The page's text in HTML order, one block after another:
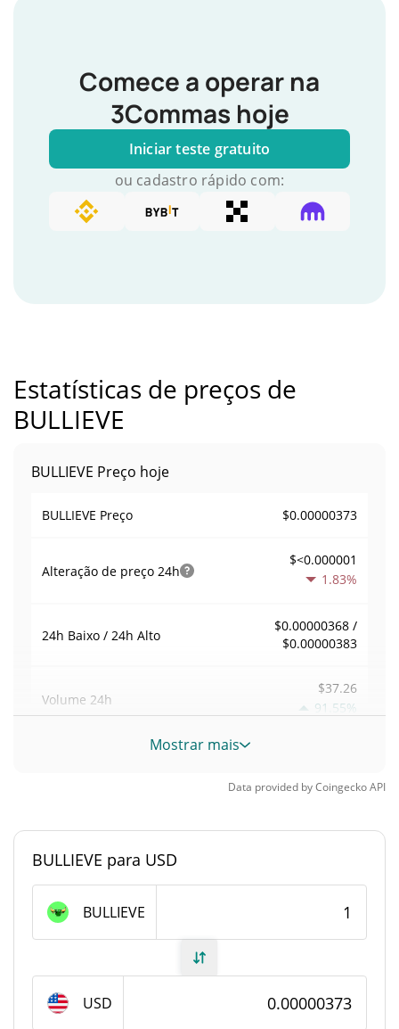
Comece a operar na
3Commas hoje
Iniciar teste gratuito
ou cadastro rápido com:
Estatísticas de preços de
BULLIEVE
BULLIEVE Preço hoje
BULLIEVE Preço $0.00000373
Alteração de preço 24h
$<0.000001
1.83%
24h Baixo / 24h Alto
$0.00000368 /
$0.00000383
Volume 24h
$37.26
91.55%
Volume / Limite de
Posição de mercado
Fornecimento de BULLIEVE
circulação
Fornecimento total
Mostrar mais
Data provided byCoingeckoAPI
BULLIEVE para USD
BULLIEVE
USD